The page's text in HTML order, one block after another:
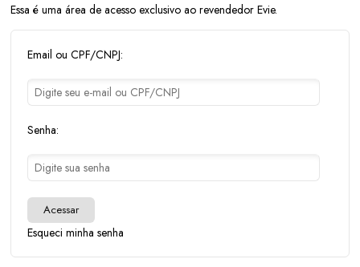
Essa é uma área de acesso exclusivo ao revendedor Evie.
Email ou CPF/CNPJ:
Senha:
Acessar
Esqueci minha senha